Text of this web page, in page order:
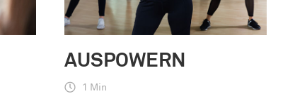
AUSPOWERN
1 Min